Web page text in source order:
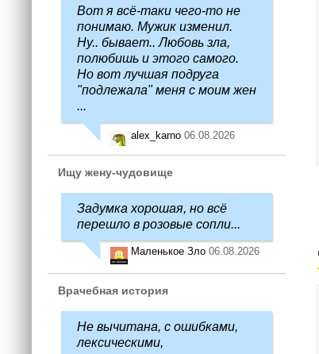
Вот я всё-таки чего-то не
понимаю. Мужик изменил.
Ну.. бывает.. Любовь зла,
полюбишь и этого самого.
Но вот лучшая подруга
"подлежала" меня с моим жен
...
alex_karno 06.08.2026
Ищу жену-чудовище
Задумка хорошая, но всё
перешло в розовые сопли...
Маленькое Зло 06.08.2026
Врачебная история
Не вычитана, с ошибками,
лексическими,